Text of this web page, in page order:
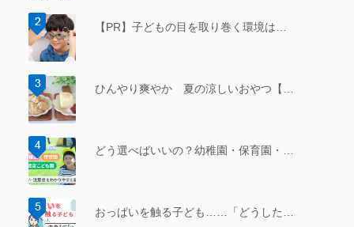
【PR】子どもの目を取り巻く環境は…
ひんやり爽やか 夏の涼しいおやつ【…
どう選べばいいの？幼稚園・保育園・…
おっぱいを触る子ども……「どうした…